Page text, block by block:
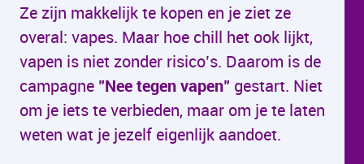
Ze zijn makkelijk te kopen en je ziet ze
overal: vapes. Maar hoe chill het ook lijkt,
vapen is niet zonder risico’s. Daarom is de
campagne "Nee tegen vapen" gestart. Niet
om je iets te verbieden, maar om je te laten
weten wat je jezelf eigenlijk aandoet.